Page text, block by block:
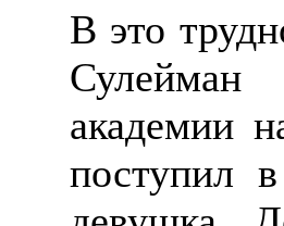
В это
академии
поступил